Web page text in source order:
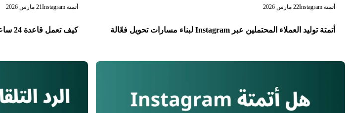
أتمتة Instagram 22 مارس 2026
أتمتة توليد العملاء المحتملين عبر Instagram لبناء مسارات تحويل فعّالة
أتمتة Instagram 21 مارس 2026
كيف تعمل قاعدة 24 ساعة في Instagram؟